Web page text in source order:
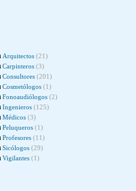
Arquitectos (21)
Carpinteros (3)
Consultores (201)
Cosmetólogos (1)
Fonoaudiólogos (2)
Ingenieros (125)
Médicos (3)
Peluqueros (1)
Profesores (11)
Sicólogos (29)
Vigilantes (1)